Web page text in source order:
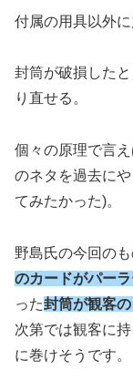
付属の用具以外
封筒が破損した
り直せる。
個々の原理で言
のネタを過去に
てみたかった)。
野島氏の今回の
のカードがパー
った封筒が観客
次第では観客に
に巻けそうです。